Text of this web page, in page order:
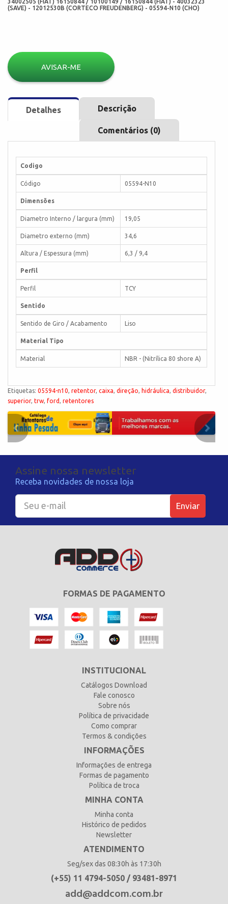
(SAVE) - 12012530B (CORTECO FREUDENBERG) - 05594-N10 (CHO)
AVISAR-ME
Detalhes Descrição
Comentários (0)
Codigo
Código 05594-N10
Dimensões
Diametro Interno / largura (mm) 19,05
Diametro externo (mm) 34,6
Altura / Espessura (mm) 6,3 / 9,4
Perfil
Perfil TCY
Sentido
Sentido de Giro / Acabamento Liso
Material Tipo
Material NBR - (Nitrílica 80 shore A)
Etiquetas: 05594-n10, retentor, caixa, direção, hidráulica, distribuidor,
superior, trw, ford, retentores
Assine nossa newsletter
Receba novidades de nossa loja
Enviar
FORMAS DE PAGAMENTO
INSTITUCIONAL
Catálogos Download
Fale conosco
Sobre nós
Política de privacidade
Como comprar
Termos & condições
INFORMAÇÕES
Informações de entrega
Formas de pagamento
Política de troca
MINHA CONTA
Minha conta
Histórico de pedidos
Newsletter
ATENDIMENTO
Seg/sex das 08:30h às 17:30h
(+55) 11 4794-5050 / 93481-8971
add@addcom.com.br